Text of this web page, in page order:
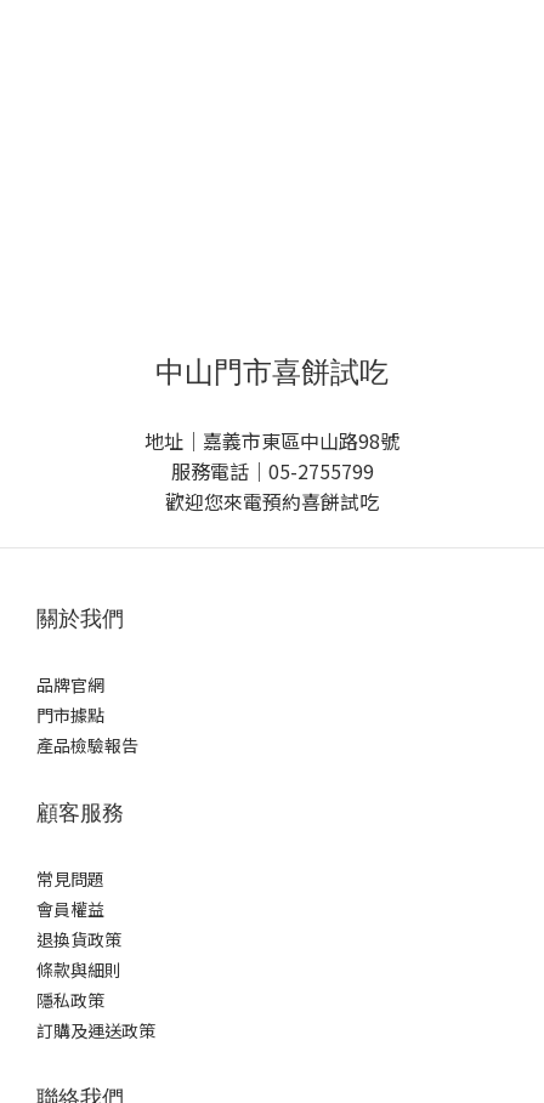
中山門市喜餅試吃
地址｜嘉義市東區中山路98號
服務電話｜05-2755799
歡迎您來電預約喜餅試吃
關於我們
品牌官網
門市據點
產品檢驗報告
顧客服務
常見問題
會員權益
退換貨政策
條款與細則
隱私政策
訂購及運送政策
聯絡我們